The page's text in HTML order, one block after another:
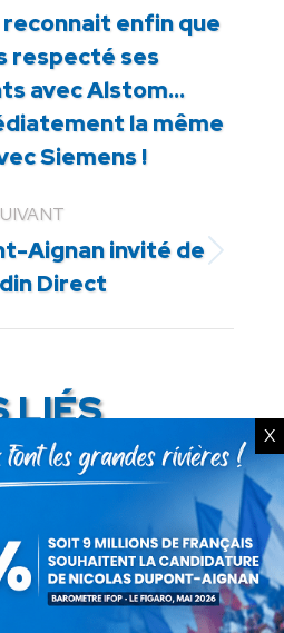
Article
précédent
:
reconnait enfin que
respecté ses
avec Alstom…
la même
Siemens !
Article
suivant
Aignan invité de
Direct
LIÉS
de légitimité de
des armes par les
de l’ordre
2026
tout flambe et que
X